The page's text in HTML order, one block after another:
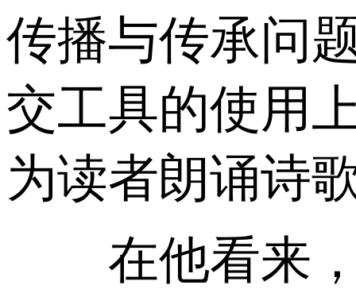
传播与传承问
交工具的使用
为读者朗诵诗
在他看来，